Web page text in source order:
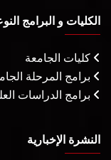
الكليات و البرامج
كليات الجامعة
برامج المرحلة
برامج الدراسات
النشرة الإخبارية